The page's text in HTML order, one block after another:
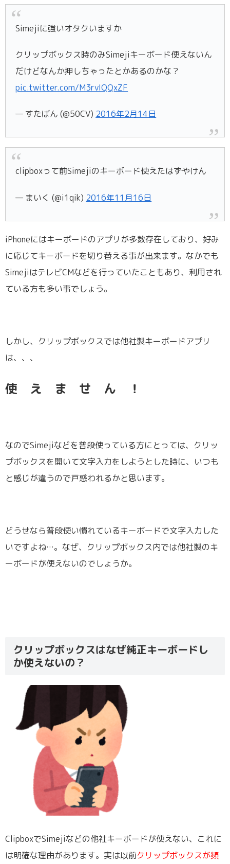
Simejiに強いオタクいますか
クリップボックス時のみSimejiキーボード使えないん
だけどなんか押しちゃったとかあるのかな？
pic.twitter.com/M3rvIQQxZF
— すたばん (@50CV) 2016年2月14日
clipboxって前Simejiのキーボード使えたはずやけん
— まいく (@i1qik) 2016年11月16日
iPhoneにはキーボードのアプリが多数存在しており、好み
に応じてキーボードを切り替える事が出来ます。なかでも
SimejiはテレビCMなどを行っていたこともあり、利用され
ている方も多い事でしょう。
しかし、クリップボックスでは他社製キーボードアプリ
は、、、
使 え ま せ ん ！
なのでSimejiなどを普段使っている方にとっては、クリッ
プボックスを開いて文字入力をしようとした時に、いつも
と感じが違うので戸惑われるかと思います。
どうせなら普段使い慣れているキーボードで文字入力した
いですよね…。なぜ、クリップボックス内では他社製のキ
ーボードが使えないのでしょうか。
クリップボックスはなぜ純正キーボードし
か使えないの？
ClipboxでSimejiなどの他社キーボードが使えない、これに
は明確な理由があります。実は以前クリップボックスが頻